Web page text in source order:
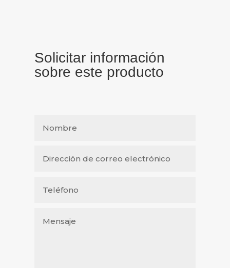
Solicitar información
sobre este producto